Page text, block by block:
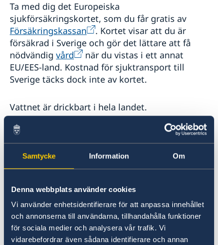
Samtycke Information Om
Denna webbplats använder cookies
Vi använder enhetsidentifierare för att anpassa innehållet
och annonserna till användarna, tillhandahålla funktioner
för sociala medier och analysera vår trafik. Vi
vidarebefordrar även sådana identifierare och annan
Ta med dig det Europeiska
sjukförsäkringskortet, som du får gratis av
Försäkringskassan
. Kortet visar att du är
försäkrad i Sverige och gör det lättare att få
nödvändig vård
när du vistas i ett annat
EU/EES-land. Kostnad för sjuktransport till
Sverige täcks dock inte av kortet.
Vattnet är drickbart i hela landet.
Lokala lagar och sedvänjor
I stort sätt gäller samma förhållanden i övrigt i
Tjeckien som i Sverige.
Kriminalitet och personlig
säkerhet
Resenärer bör vara särskilt vaksamma i stora